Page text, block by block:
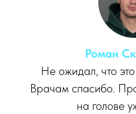
Роман
Не ожидал, что
Врачам спасибо.
на голове